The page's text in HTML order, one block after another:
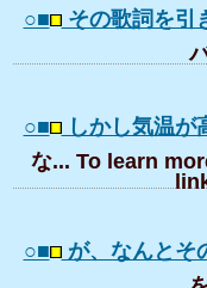
○■ その歌詞を
○■ しかし気温
な... To learn
○■ が、なんと